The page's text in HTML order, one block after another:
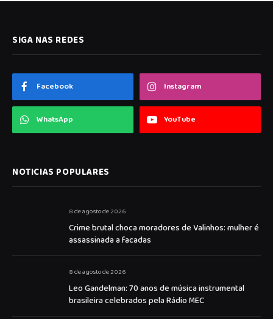
SIGA NAS REDES
Facebook Instagram
WhatsApp YouTube
NOTICIAS POPULARES
8 de agosto de 2026
Crime brutal choca moradores de Valinhos: mulher é
assassinada a facadas
8 de agosto de 2026
Leo Gandelman: 70 anos de música instrumental
brasileira celebrados pela Rádio MEC